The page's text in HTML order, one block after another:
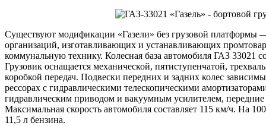
Существуют модификации «Газели» без грузовой платформы
организаций, изготавливающих и устанавливающих
коммунальную технику. Колесная база автомобиля ГАЗ 33021
Грузовик оснащается механической, пятиступенчатой,
коробкой передач. Подвески передних и задних колес
рессорах с гидравлическими телескопическими
гидравлическим приводом и вакуумным усилителем,
Максимальная скорость автомобиля составляет 115 км/ч. На
11,5 л бензина.